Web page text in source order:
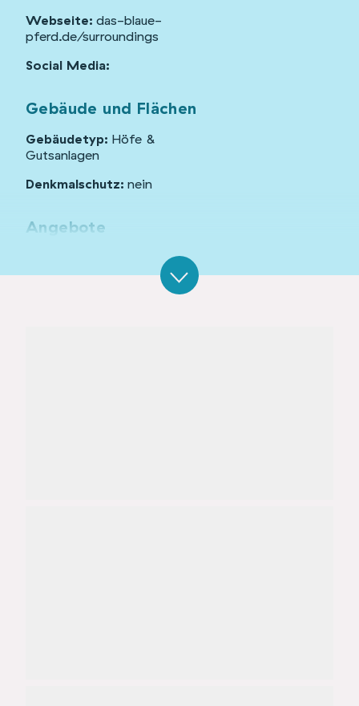
Webseite: das-blaue-
pferd.de/surroundings
Social Media:
Gebäude und Flächen
Gebäudetyp: Höfe &
Gutsanlagen
Denkmalschutz: nein
Angebote
Übernachtungen (CoLiving)
Veranstaltungsraum